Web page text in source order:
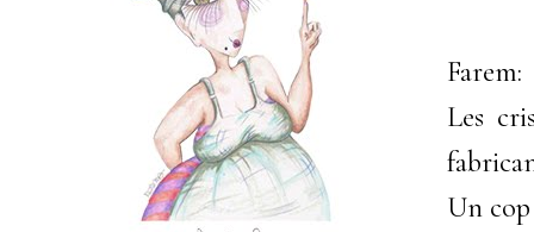
Farem:
Les
Un